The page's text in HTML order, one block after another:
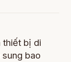
bị di
bao